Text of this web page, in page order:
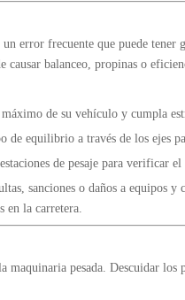
error frecuente que puede tener
causar balanceo, propinas o
de su vehículo y cumpla
de equilibrio a través de los ejes
de pesaje para verificar
sanciones o daños a equipos
en la carretera.
maquinaria pesada. Descuidar